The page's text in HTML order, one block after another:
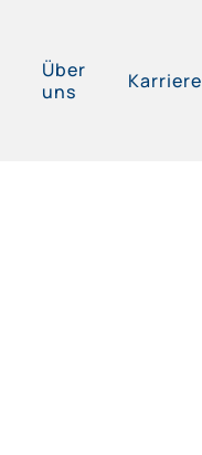
Über
uns
Karriere